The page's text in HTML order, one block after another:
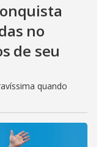
no
de seu
quando